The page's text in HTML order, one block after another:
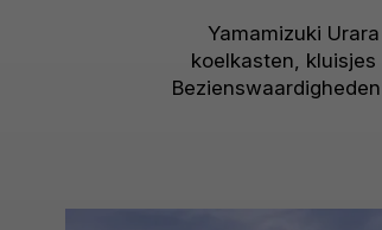
Yamamizuki
koelkasten,